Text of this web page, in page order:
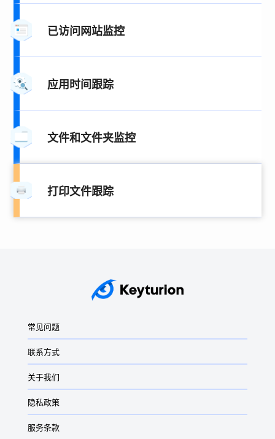
已访问网站监控
应用时间跟踪
文件和文件夹监控
打印文件跟踪
常见问题
联系方式
关于我们
隐私政策
服务条款